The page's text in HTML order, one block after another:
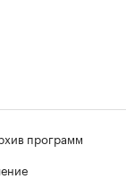
программ